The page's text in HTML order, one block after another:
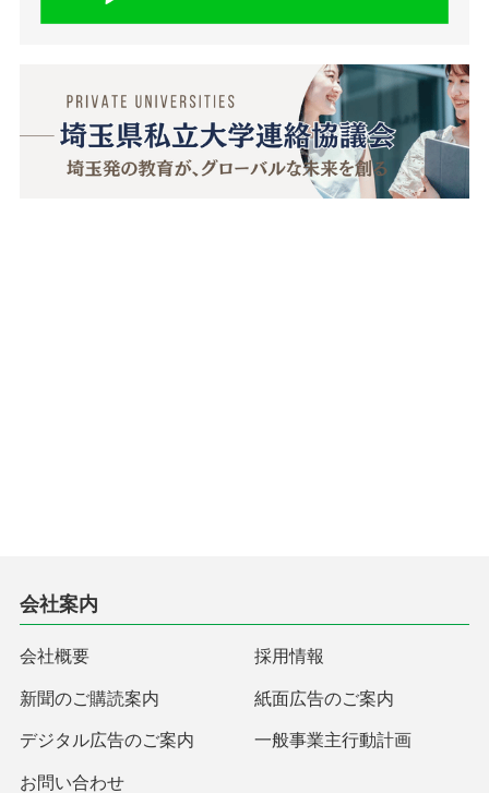
会社案内
会社概要 採用情報
新聞のご購読案内 紙面広告のご案内
デジタル広告のご案内 一般事業主行動計画
お問い合わせ